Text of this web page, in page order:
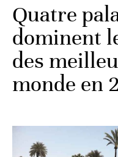
Quatre
dominent
des
monde en